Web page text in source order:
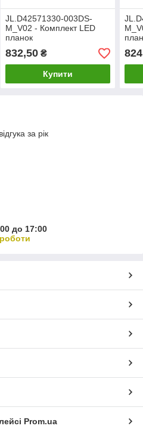
JL.D42571330-003DS-
M_V02 - Комплект LED
планок
832,50₴
Купити
за рік
до 17:00
Prom.ua